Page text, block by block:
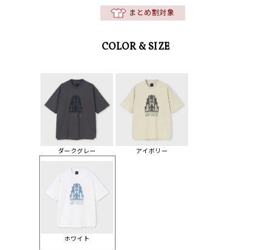
まとめ割対象
COLOR & SIZE
ダークグレー アイボリー
ホワイト